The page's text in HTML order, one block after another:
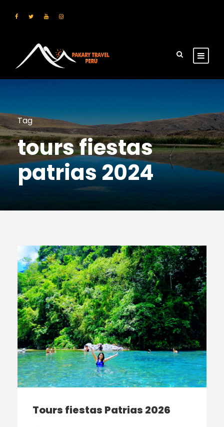
Tag
tours fiestas
patrias 2024
Tours fiestas Patrias 2026